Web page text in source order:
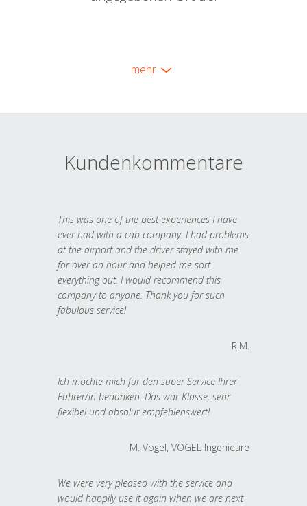
mehr
Kundenkommentare
This was one of the best experiences I have
ever had with a cab company. I had problems
at the airport and the driver stayed with me
for over an hour and helped me sort
everything out. I would recommend this
company to anyone. Thank you for such
fabulous service!
R.M.
Ich möchte mich für den super Service Ihrer
Fahrer/in bedanken. Das war Klasse, sehr
flexibel und absolut empfehlenswert!
M. Vogel, VOGEL Ingenieure
We were very pleased with the service and
would happily use it again when we are next